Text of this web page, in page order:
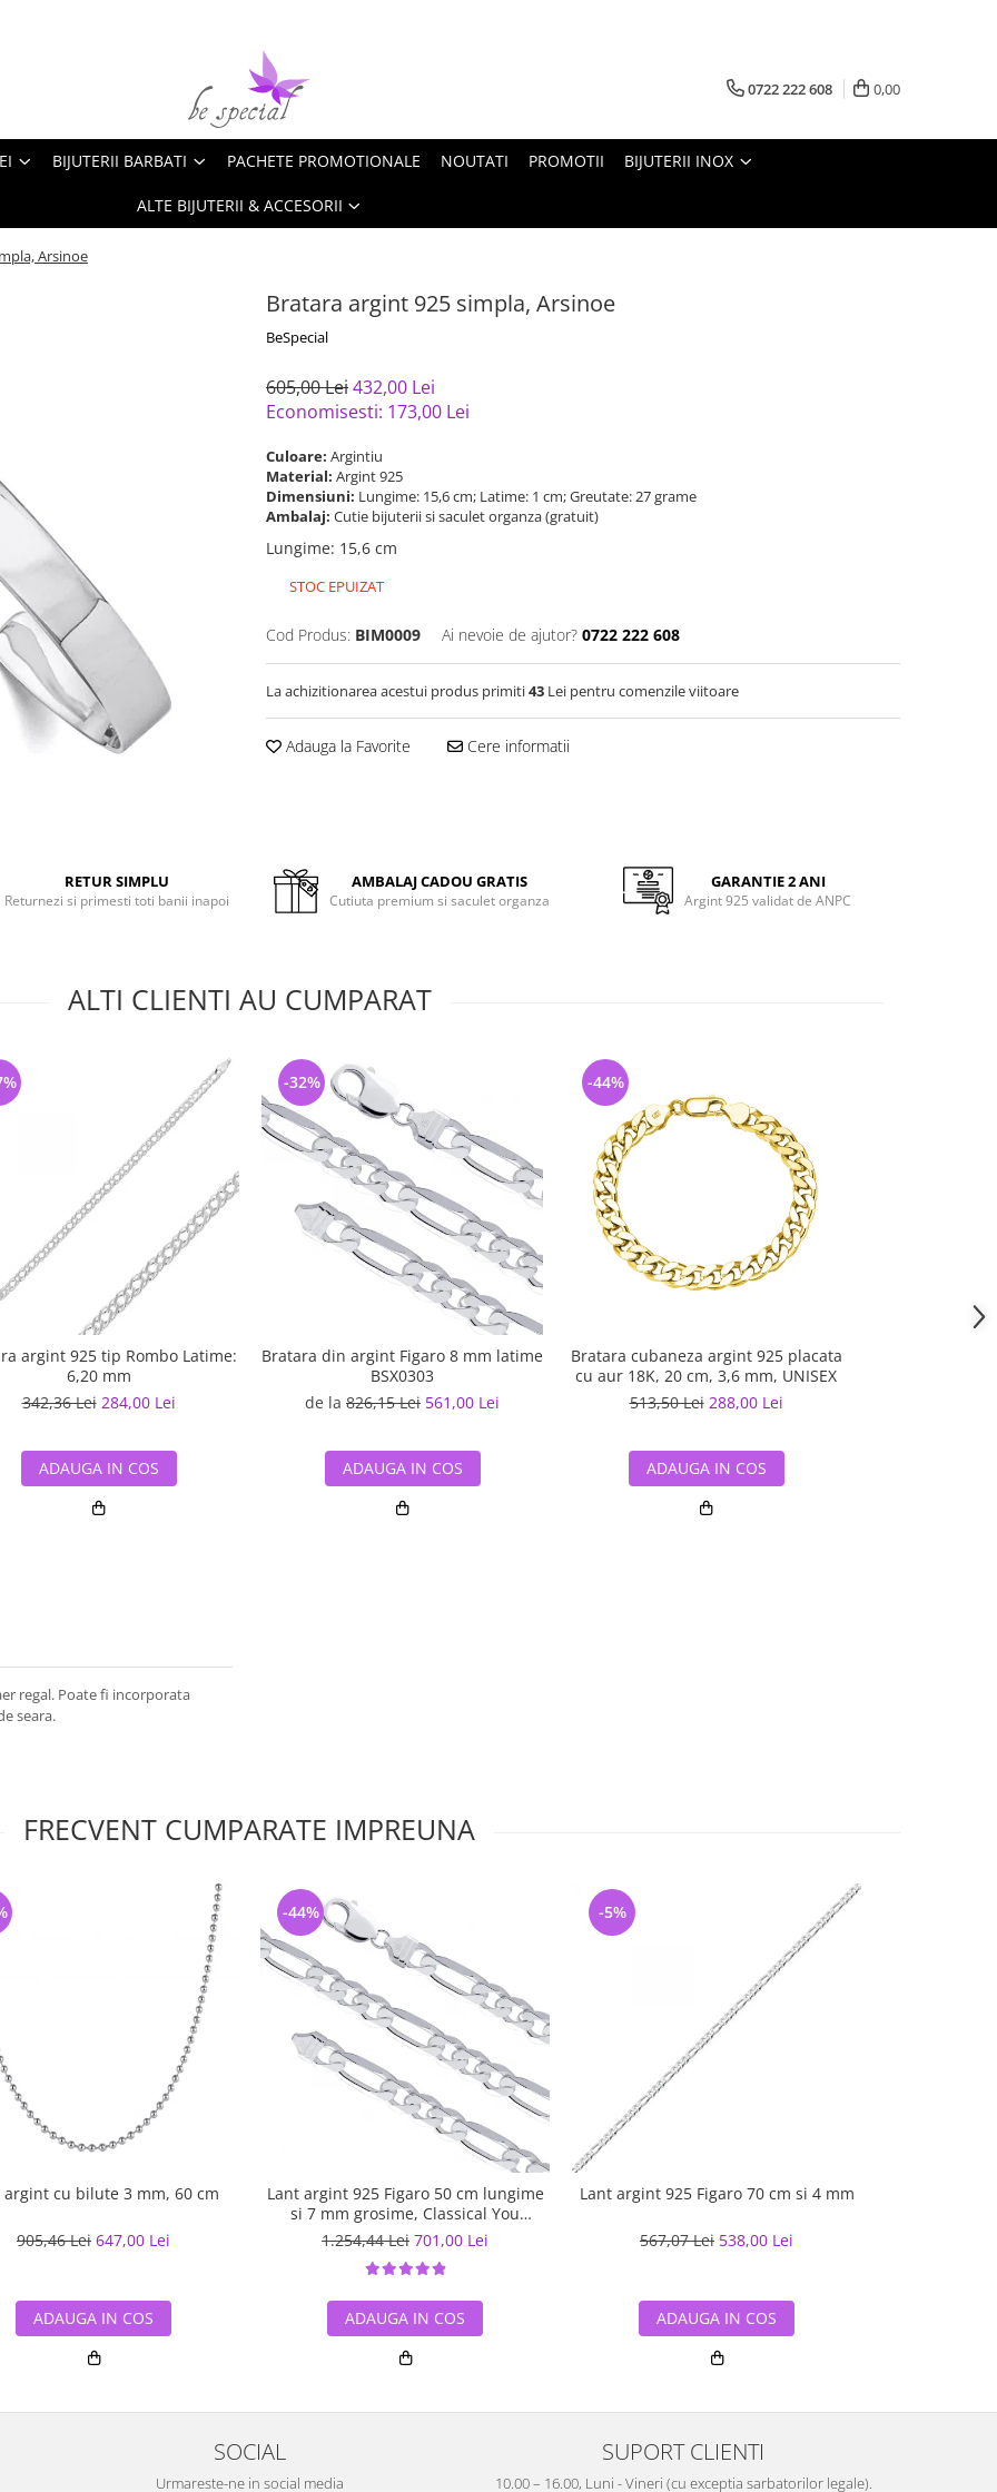
0722 222 608 0,00
BIJUTERII BARBATI PACHETE PROMOTIONALE NOUTATI PROMOTII BIJUTERII INOX
ALTE BIJUTERII & ACCESORII
Arsinoe
Bratara argint 925 simpla, Arsinoe
BeSpecial
605,00 Lei432,00 Lei
Economisesti: 173,00 Lei
Culoare: Argintiu
Material: Argint 925
Dimensiuni: Lungime: 15,6 cm; Latime: 1 cm; Greutate: 27 grame
Ambalaj: Cutie bijuterii si saculet organza (gratuit)
Lungime: 15,6 cm
STOC EPUIZAT
Cod Produs: BIM0009 Ai nevoie de ajutor? 0722 222 608
La achizitionarea acestui produs primiti43 Lei pentru comenzile viitoare
Adauga la Favorite Cere informatii
RETUR SIMPLU
Returnezi si primesti toti banii inapoi
AMBALAJ CADOU GRATIS
Cutiuta premium si saculet organza
GARANTIE 2 ANI
Argint 925 validat de ANPC
ALTI CLIENTI AU CUMPARAT
argint 925 tip Rombo Latime:
6,20 mm
342,36 Lei 284,00 Lei
ADAUGA IN COS
Bratara din argint Figaro 8 mm latime
BSX0303
de la 826,15 Lei 561,00 Lei
-32%
ADAUGA IN COS
Bratara cubaneza argint 925 placata
cu aur 18K, 20 cm, 3,6 mm, UNISEX
513,50 Lei 288,00 Lei
-44%
ADAUGA IN COS
regal. Poate fi incorporata
seara.
FRECVENT CUMPARATE IMPREUNA
argint cu bilute 3 mm, 60 cm
905,46 Lei 647,00 Lei
ADAUGA IN COS
Lant argint 925 Figaro 50 cm lungime
si 7 mm grosime, Classical You
LSX0201
1.254,44 Lei 701,00 Lei
-44%
ADAUGA IN COS
Lant argint 925 Figaro 70 cm si 4 mm
567,07 Lei 538,00 Lei
-5%
ADAUGA IN COS
SOCIAL
Urmareste-ne in social media
SUPORT CLIENTI
10.00 – 16.00, Luni - Vineri (cu exceptia sarbatorilor legale).